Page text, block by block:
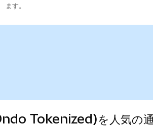
ます。
Tokenized)を人気の通